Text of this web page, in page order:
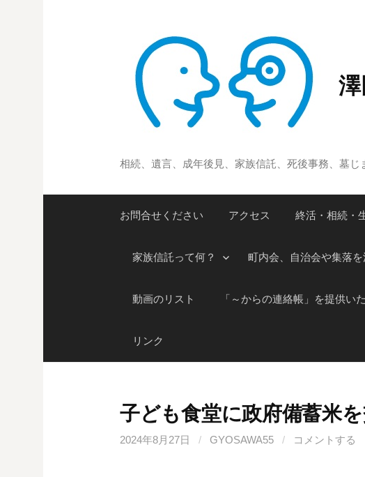
相続、遺言、成年後見、家族信託、死後事務、墓じ
お問合せください アクセス 終活・相続・
家族信託って何？ 町内会、自治会や集落
動画のリスト 「～からの連絡帳」を提供い
リンク
子ども食堂に政府備蓄米
2024年8月27日 / GYOSAWA55 / コメントする